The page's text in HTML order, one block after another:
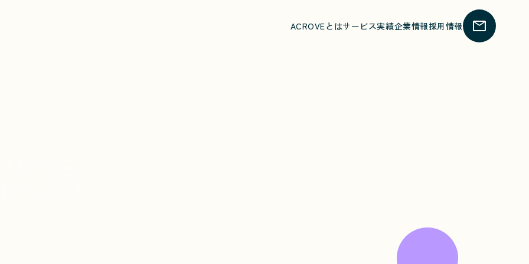
ACROVEとはサービス実績企業情報採用情報